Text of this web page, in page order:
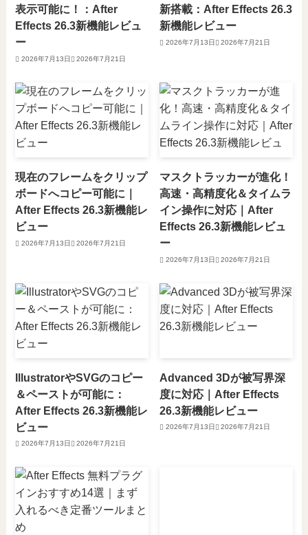
表示可能に！：After
Effects 26.3新機能レビュ
ー
2026年7月13日 2026年7月21日
新搭載：After Effects 26.3
新機能レビュー
2026年7月13日 2026年7月21日
現在のフレームをクリップ
ボードへコピー可能に｜
After Effects 26.3新機能レ
ビュー
2026年7月13日 2026年7月21日
マスクトラッカーが進化！
高速・高精度化＆タイムラ
イン操作に対応｜After
Effects 26.3新機能レビュ
ー
2026年7月13日 2026年7月21日
IllustratorやSVGのコピー
＆ペーストが可能に：
After Effects 26.3新機能レ
ビュー
2026年7月13日 2026年7月21日
Advanced 3Dが被写界深
度に対応｜After Effects
26.3新機能レビュー
2026年7月13日 2026年7月21日